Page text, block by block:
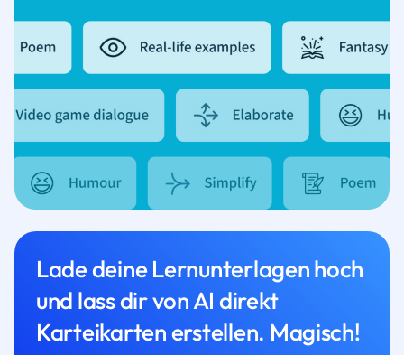
Lade deine Lernunterlagen hoch
und lass dir von AI direkt
Karteikarten erstellen. Magisch!